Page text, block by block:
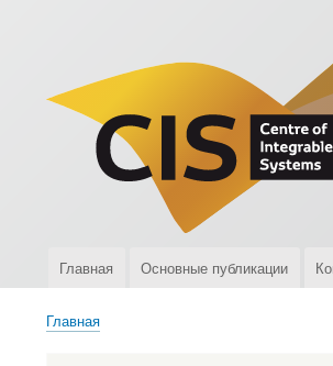
записи
пользователя
Верхняя
Главная Основные публикации
Строка
Главная